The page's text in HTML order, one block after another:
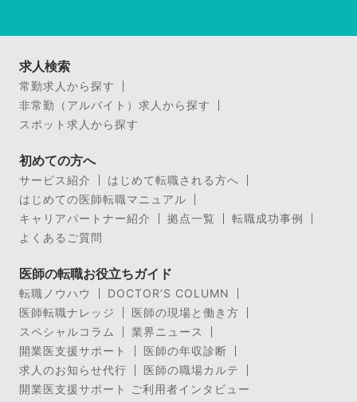
求人検索
常勤求人から探す
非常勤（アルバイト）求人から探す
スポット求人から探す
初めての方へ
サービス紹介
はじめて転職される方へ
はじめての医師転職マニュアル
キャリアパートナー紹介
拠点一覧
転職成功事例
よくあるご質問
医師の転職お役立ちガイド
転職ノウハウ
DOCTOR’S COLUMN
医師転職ナレッジ
医師の現場と働き方
スペシャルコラム
業界ニュース
開業医支援サポート
医師の年収診断
求人のお知らせ代行
医師の職場カルテ
開業医支援サポート ご利用者インタビュー